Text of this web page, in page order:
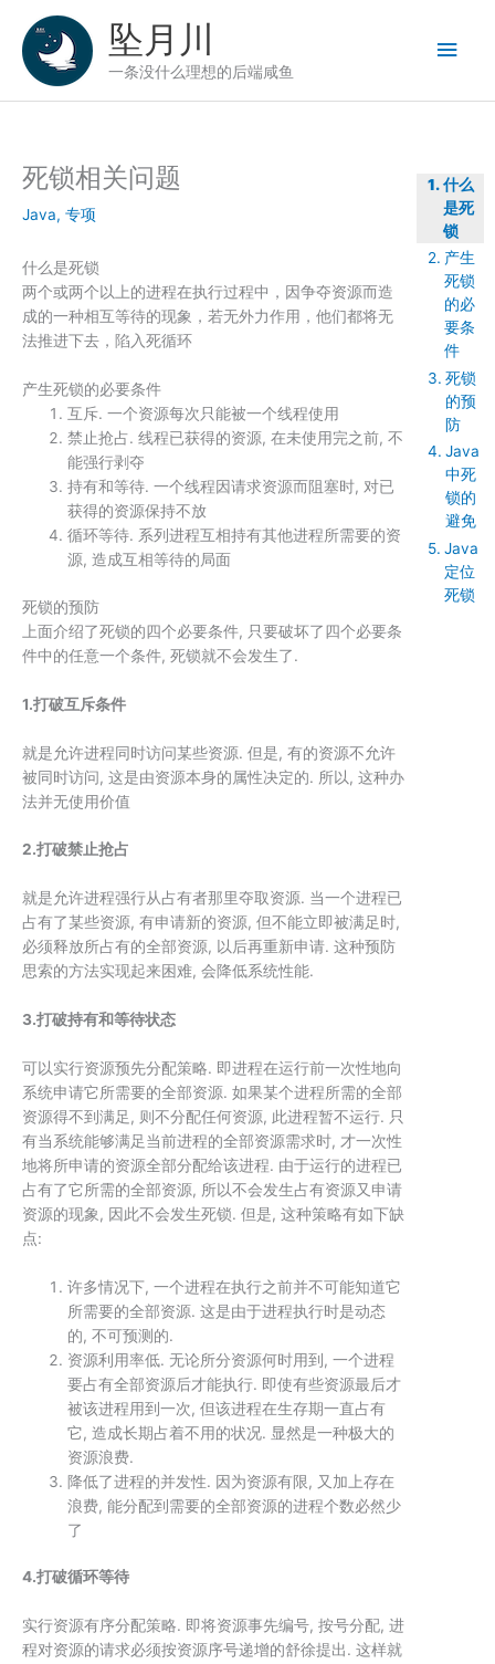
坠月川
一条没什么理想的后端咸鱼
主
菜
死锁相关问题
Java, 专项
什么是死锁
两个或两个以上的进程在执行过程中，因争夺资源而造
成的一种相互等待的现象，若无外力作用，他们都将无
法推进下去，陷入死循环
产生死锁的必要条件
互斥. 一个资源每次只能被一个线程使用
禁止抢占. 线程已获得的资源, 在未使用完之前, 不
能强行剥夺
持有和等待. 一个线程因请求资源而阻塞时, 对已
获得的资源保持不放
循环等待. 系列进程互相持有其他进程所需要的资
源, 造成互相等待的局面
死锁的预防
上面介绍了死锁的四个必要条件, 只要破坏了四个必要条
件中的任意一个条件, 死锁就不会发生了.
1.打破互斥条件
就是允许进程同时访问某些资源. 但是, 有的资源不允许
被同时访问, 这是由资源本身的属性决定的. 所以, 这种办
法并无使用价值
2.打破禁止抢占
就是允许进程强行从占有者那里夺取资源. 当一个进程已
占有了某些资源, 有申请新的资源, 但不能立即被满足时,
必须释放所占有的全部资源, 以后再重新申请. 这种预防
思索的方法实现起来困难, 会降低系统性能.
3.打破持有和等待状态
可以实行资源预先分配策略. 即进程在运行前一次性地向
系统申请它所需要的全部资源. 如果某个进程所需的全部
资源得不到满足, 则不分配任何资源, 此进程暂不运行. 只
有当系统能够满足当前进程的全部资源需求时, 才一次性
地将所申请的资源全部分配给该进程. 由于运行的进程已
占有了它所需的全部资源, 所以不会发生占有资源又申请
资源的现象, 因此不会发生死锁. 但是, 这种策略有如下缺
点:
许多情况下, 一个进程在执行之前并不可能知道它
所需要的全部资源. 这是由于进程执行时是动态
的, 不可预测的.
资源利用率低. 无论所分资源何时用到, 一个进程
要占有全部资源后才能执行. 即使有些资源最后才
被该进程用到一次, 但该进程在生存期一直占有
它, 造成长期占着不用的状况. 显然是一种极大的
资源浪费.
降低了进程的并发性. 因为资源有限, 又加上存在
浪费, 能分配到需要的全部资源的进程个数必然少
了
4.打破循环等待
实行资源有序分配策略. 即将资源事先编号, 按号分配, 进
程对资源的请求必须按资源序号递增的舒徐提出. 这样就
什么
是死
锁
产生
死锁
的必
要条
件
死锁
的预
防
Java
中死
锁的
避免
Java
定位
死锁